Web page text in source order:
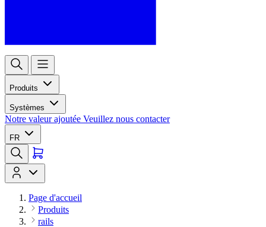
Produits
Systèmes
Notre valeur ajoutée Veuillez nous contacter
FR
Page d'accueil
Produits
rails